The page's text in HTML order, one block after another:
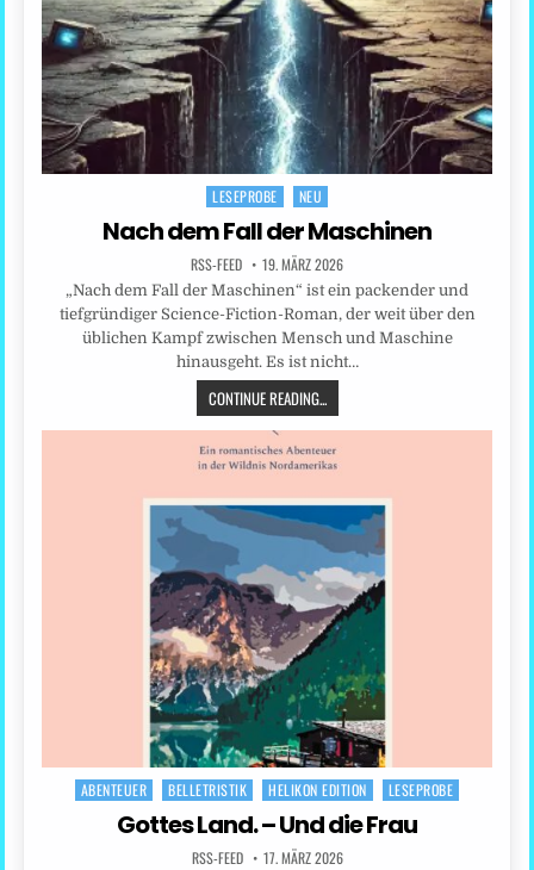
Posted
LESEPROBE NEU
Nach dem Fall der Maschinen
RSS-FEED 19. MÄRZ 2026
„Nach dem Fall der Maschinen“ ist ein packender und
tiefgründiger Science-Fiction-Roman, der weit über den
üblichen Kampf zwischen Mensch und Maschine
hinausgeht. Es ist nicht…
CONTINUE READING...
Posted
ABENTEUER BELLETRISTIK HELIKON EDITION LESEPROBE
Gottes Land. – Und die Frau
RSS-FEED 17. MÄRZ 2026